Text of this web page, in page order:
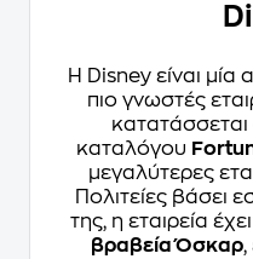
Η Disney είναι μία
πιο γνωστές
κατατάσσεται
καταλόγου
μεγαλύτερες
Πολιτείες βάσει
της, η εταιρεία
βραβεία Όσκαρ,